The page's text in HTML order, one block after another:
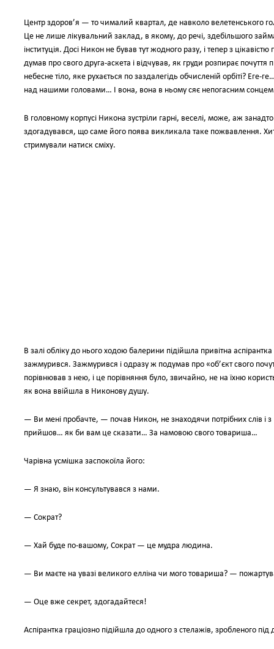
Центр здоров’я — то чималий квартал, де навколо велетенського
Це не лише лікувальний заклад, в якому, до речі, здебільшого
інституція. Досі Никон не бував тут жодного разу, і тепер з
думав про свого друга-аскета і відчував, як груди розпирає
небесне тіло, яке рухається по заздалегідь обчисленій орбіті? Еге-
над нашими головами… І вона, вона в ньому сяє непогасним
В головному корпусі Никона зустріли гарні, веселі, може, аж
здогадувався, що саме його поява викликала таке пожвавлення.
стримували натиск сміху.
В залі обліку до нього ходою балерини підійшла привітна
зажмурився. Зажмурився і одразу ж подумав про «об’єкт свого
порівнював з нею, і це порівняння було, звичайно, не на їхню
як вона ввійшла в Никонову душу.
— Ви мені пробачте, — почав Никон, не знаходячи потрібних слів і
прийшов… як би вам це сказати… За намовою свого товариша…
Чарівна усмішка заспокоїла його:
— Я знаю, він консультувався з нами.
— Сократ?
— Хай буде по-вашому, Сократ — це мудра людина.
— Ви маєте на увазі великого елліна чи мого товариша? —
— Оце вже секрет, здогадайтеся!
Аспірантка граціозно підійшла до одного з стелажів, зробленого